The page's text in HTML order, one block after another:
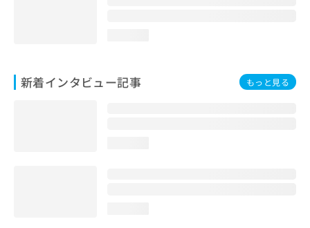
新着インタビュー記事 もっと見る